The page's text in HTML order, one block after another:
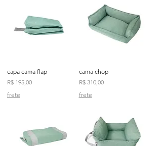
capa cama flap
Preço
R$ 195,00
frete
cama chop
Preço
R$ 310,00
frete